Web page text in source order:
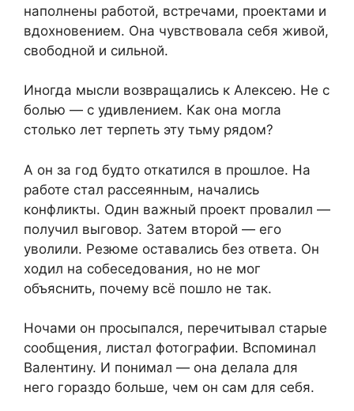
наполнены работой, встречами, проектами и
вдохновением. Она чувствовала себя живой,
свободной и сильной.
Иногда мысли возвращались к Алексею. Не с
болью — с удивлением. Как она могла
столько лет терпеть эту тьму рядом?
А он за год будто откатился в прошлое. На
работе стал рассеянным, начались
конфликты. Один важный проект провалил —
получил выговор. Затем второй — его
уволили. Резюме оставались без ответа. Он
ходил на собеседования, но не мог
объяснить, почему всё пошло не так.
Ночами он просыпался, перечитывал старые
сообщения, листал фотографии. Вспоминал
Валентину. И понимал — она делала для
него гораздо больше, чем он сам для себя.